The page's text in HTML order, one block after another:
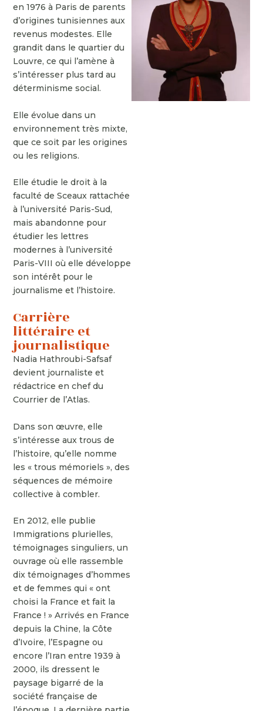
en 1976 à Paris de parents
d’origines tunisiennes aux
revenus modestes. Elle
grandit dans le quartier du
Louvre, ce qui l’amène à
s’intéresser plus tard au
déterminisme social.
Elle évolue dans un
environnement très mixte,
que ce soit par les origines
ou les religions.
Elle étudie le droit à la
faculté de Sceaux rattachée
à l’université Paris-Sud,
mais abandonne pour
étudier les lettres
modernes à l’université
Paris-VIII où elle développe
son intérêt pour le
journalisme et l’histoire.
Carrière
littéraire et
journalistique
Nadia Hathroubi-Safsaf
devient journaliste et
rédactrice en chef du
Courrier de l’Atlas.
Dans son œuvre, elle
s’intéresse aux trous de
l’histoire, qu’elle nomme
les « trous mémoriels », des
séquences de mémoire
collective à combler.
En 2012, elle publie
Immigrations plurielles,
témoignages singuliers, un
ouvrage où elle rassemble
dix témoignages d’hommes
et de femmes qui « ont
choisi la France et fait la
France ! » Arrivés en France
depuis la Chine, la Côte
d’Ivoire, l’Espagne ou
encore l’Iran entre 1939 à
2000, ils dressent le
paysage bigarré de la
société française de